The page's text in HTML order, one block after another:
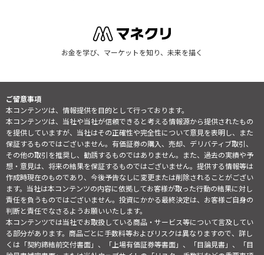
お金を学び、マーケットを知り、未来を描く
ご留意事項
本コンテンツは、情報提供を目的として行っております。
本コンテンツは、当社や当社が信頼できると考える情報源から提供されたもの
を提供していますが、当社はその正確性や完全性について意見を表明し、また
保証するものではございません。有価証券の購入、売却、デリバティブ取引、
その他の取引を推奨し、勧誘するものではありません。また、過去の実績や予
想・意見は、将来の結果を保証するものではございません。提供する情報等は
作成時現在のものであり、今後予告なしに変更または削除されることがござい
ます。当社は本コンテンツの内容に依拠してお客様が取った行動の結果に対し
責任を負うものではございません。投資にかかる最終決定は、お客様ご自身の
判断と責任でなさるようお願いいたします。
本コンテンツでは当社でお取扱している商品・サービス等について言及してい
る部分があります。商品ごとに手数料等およびリスクは異なりますので、詳し
くは「契約締結前交付書面」、「上場有価証券等書面」、「目論見書」、「目